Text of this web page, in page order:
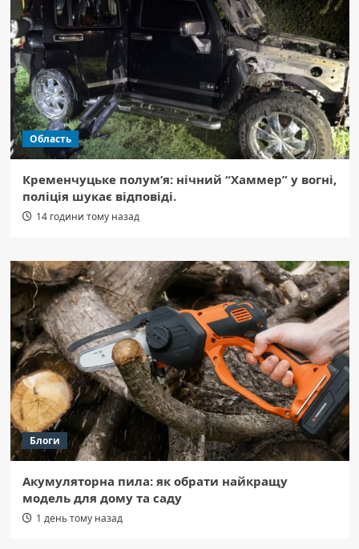
Область
Кременчуцьке полум’я: нічний “Хаммер” у вогні,
поліція шукає відповіді.
14 години тому назад
Блоги
Акумуляторна пила: як обрати найкращу
модель для дому та саду
1 день тому назад